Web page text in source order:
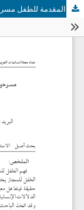
المجاز في النصوص المقدمة للطفل مسرحية غابة بلا أنياب للدكتور أحمد صلاح كامل أنموذجا